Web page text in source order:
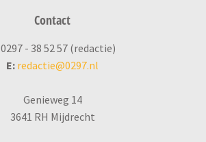
Contact
0297 - 38 52 57 (redactie)
E: redactie@0297.nl
Genieweg 14
3641 RH Mijdrecht